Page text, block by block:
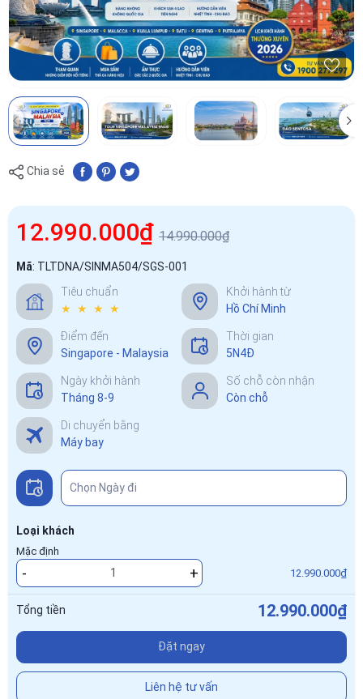
Chia sẻ
12.990.000₫ 14.990.000₫
Mã: TLTDNA/SINMA504/SGS-001
Tiêu chuẩn
★ ★ ★ ★
Khởi hành từ
Hồ Chí Minh
Điểm đến
Singapore - Malaysia
Thời gian
5N4Đ
Ngày khởi hành
Tháng 8-9
Số chỗ còn nhận
Còn chỗ
Di chuyển bằng
Máy bay
Loại khách
Mặc định
- + 12.990.000₫
Tổng tiền 12.990.000₫
Đặt ngay
Liên hệ tư vấn